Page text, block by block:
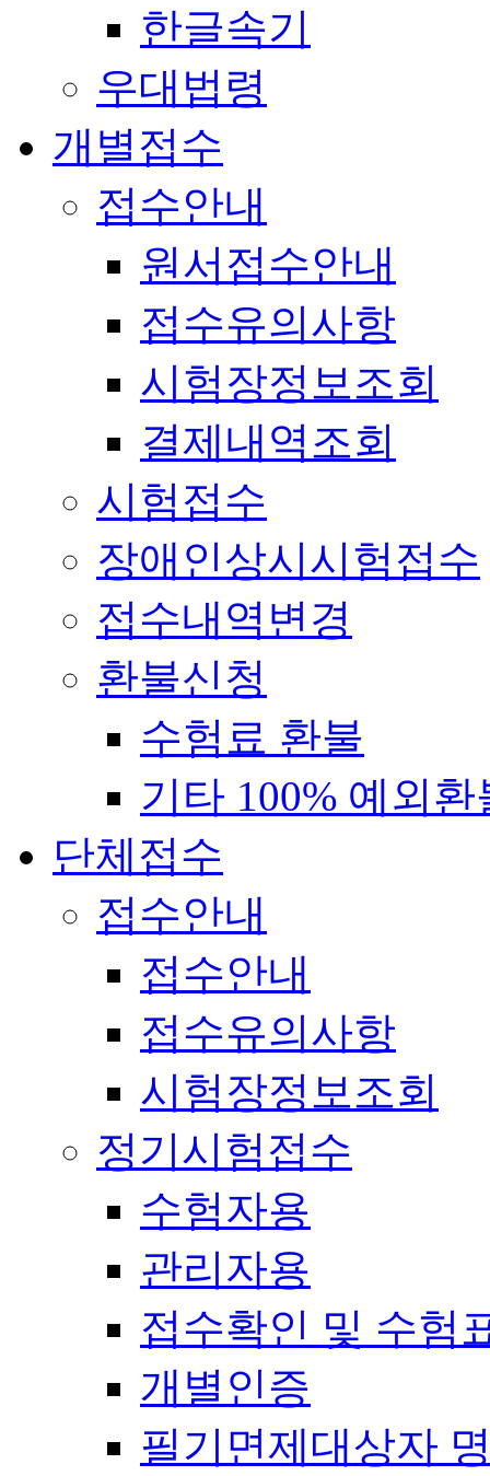
한글속기
우대법령
개별접수
접수안내
원서접수안내
접수유의사항
시험장정보조회
결제내역조회
시험접수
장애인상시시험접수
접수내역변경
환불신청
수험료 환불
기타 100% 예외환
단체접수
접수안내
접수안내
접수유의사항
시험장정보조회
정기시험접수
수험자용
관리자용
접수확인 및 수험
개별인증
필기면제대상자